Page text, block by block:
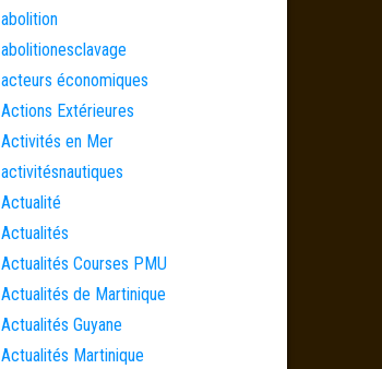
abolition
abolitionesclavage
acteurs économiques
Actions Extérieures
Activités en Mer
activitésnautiques
Actualité
Actualités
Actualités Courses PMU
Actualités de Martinique
Actualités Guyane
Actualités Martinique